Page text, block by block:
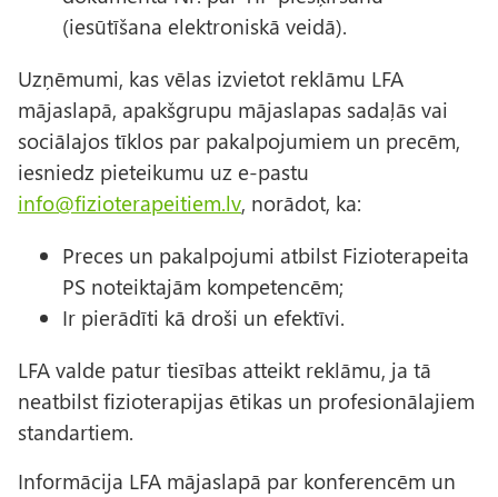
(iesūtīšana elektroniskā veidā).
Uzņēmumi, kas vēlas izvietot reklāmu LFA
mājaslapā, apakšgrupu mājaslapas sadaļās vai
sociālajos tīklos par pakalpojumiem un precēm,
iesniedz pieteikumu uz e-pastu
info@fizioterapeitiem.lv, norādot, ka:
Preces un pakalpojumi atbilst Fizioterapeita
PS noteiktajām kompetencēm;
Ir pierādīti kā droši un efektīvi.
LFA valde patur tiesības atteikt reklāmu, ja tā
neatbilst fizioterapijas ētikas un profesionālajiem
standartiem.
Informācija LFA mājaslapā par konferencēm un